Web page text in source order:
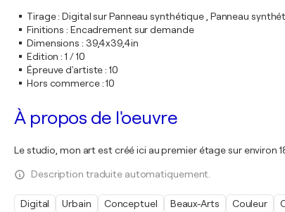
Tirage:Digital sur Panneau synthétique , Panneau
Finitions : Encadrement sur demande
Dimensions : 39,4x39,4in
Edition :1 / 10
Épreuve d'artiste:10
Hors commerce:10
À propos de l'oeuvre
Le studio, mon art est créé ici au premier étage sur environ
Description traduite automatiquement.
Digital Urbain Conceptuel Beaux-Arts Couleur